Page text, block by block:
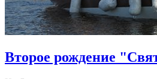
Второе рождение